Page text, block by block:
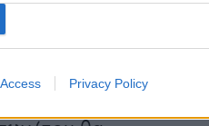
Privacy Policy
τα οποία αυτή
και μετά, από την
δική μου